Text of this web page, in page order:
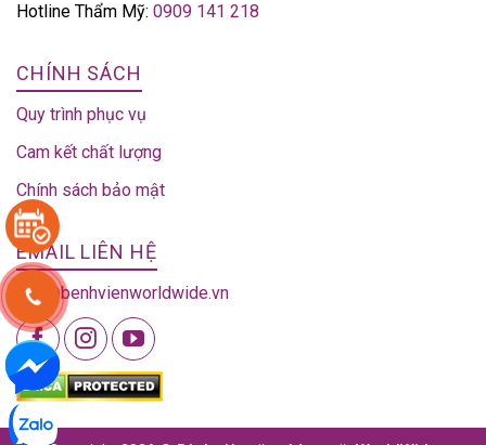
Hotline Thẩm Mỹ: 0909 141 218
CHÍNH SÁCH
Quy trình phục vụ
Cam kết chất lượng
Chính sách bảo mật
EMAIL LIÊN HỆ
info@benhvienworldwide.vn